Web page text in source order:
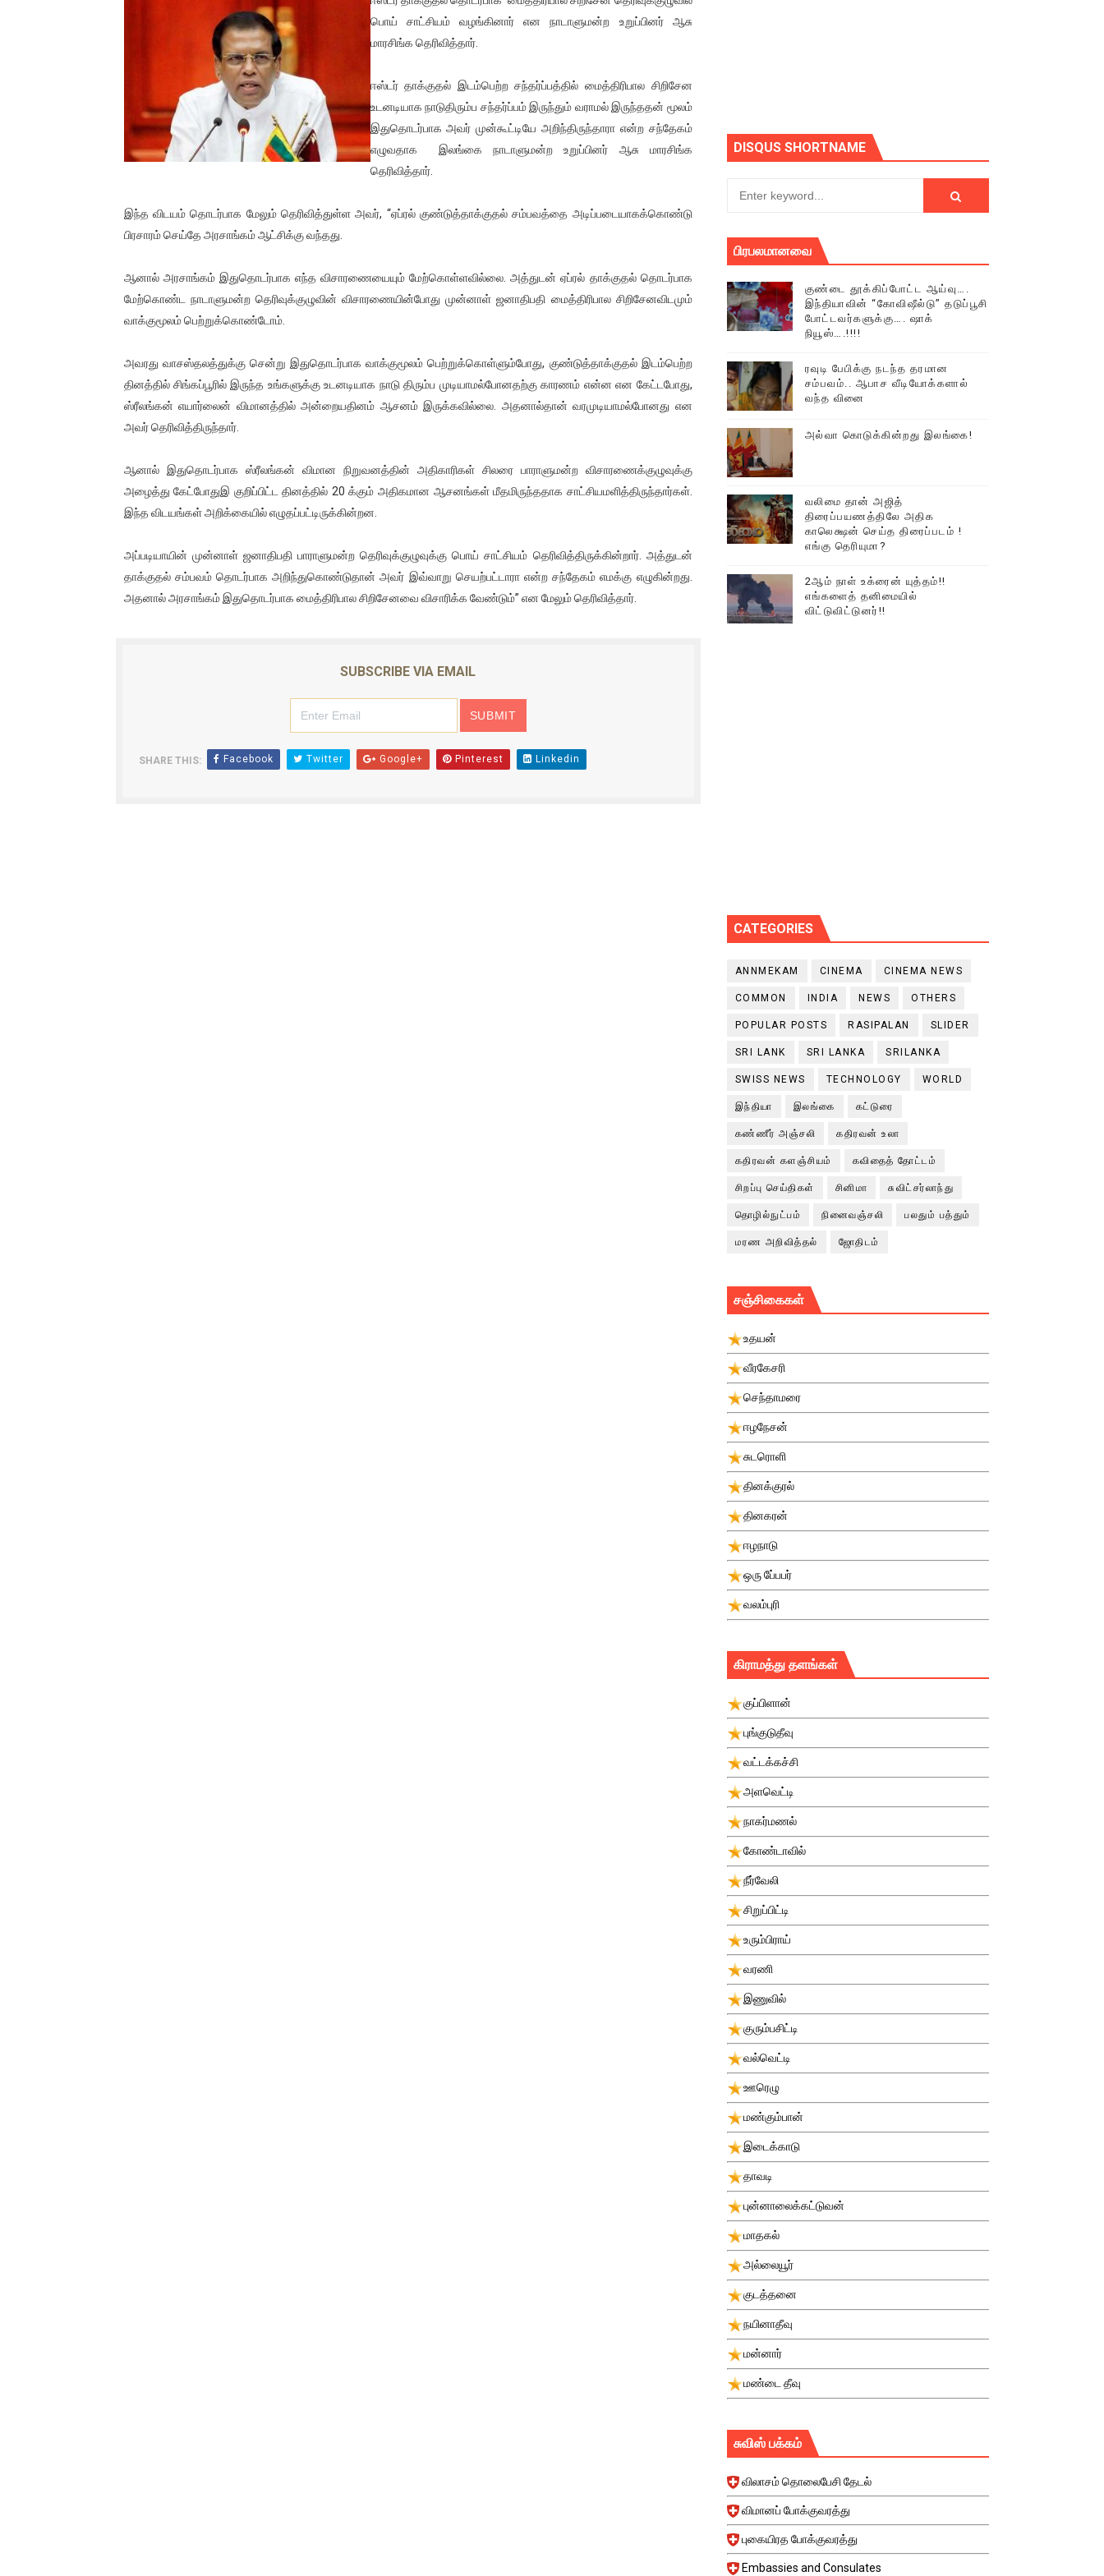
01/11/2021 Scotland ல் நடைபெறும் கண்டனப் போராட்டத்திற்கு கலந்துகொள்ளுமாறு அன்புரிமையோடு அழைக்கின்றோம்.
பாலச்சந்திரன் மற்றும் தன்னிடம் படித்த மாணவர்கள் தொடர்பில் நாடாளுமன்றத்தில் பகிரங்க கேள்வி
பிரிட்டனால் கடத்தப்படும் நிலையில் இலங்கைத் தமிழ் குடும்பம்!! நடந்தது என்ன
வர்ராரு...வர்ராரு... அண்ணாத்த : ரஜினிக்காக இலங்கை பாடலாசிரியர் வெளியிட்ட...
கைது செய்யப்பட்ட இளைஞன் உயிரிழப்பு - கொதித்தெழுந்த பிரதேசவாசிகள்!
தடுப்பூசியை பெற்றுக் கொள்ளக் கூடிய இடங்கள்...
சிறுமியை பாலியல் வன்கொடுமை செய்த முதியவருக்கு வழங்கப்பட்ட தண்டனை
பிரபல நடிகை தூக்கிட்டு தற்கொலை!
வடிவேலுவுக்கு நீதிமன்றம் விதித்துள்ள அதிரடி உத்தரவு!
ஐ.நா முன்றலில் சீரற்ற காலநிலையிலும் தமிழின அழிப்பிற்கு நீதி கேட்டு நடைபெற்ற கவனயீர்ப்புப் போராட்டத்தில் திரண்ட தமிழ்மக்கள்!!
இளையராஜா – கமல் அவசர சந்திப்பு (படங்கள், விடியோ)
ஜனாதிபதி ஐக்கிய நாடுகளின் பொதுச் சபை கூட்டத்தில் இன்று உரை
32 CM விநோத கன்றுக்குட்டி! (வீடியோ)
பொய் சாட்சியம் வழங்கினார் என நாடாளுமன்ற உறுப்பினர் ஆசு
மாரசிங்க தெரிவித்தார்.
ஈஸ்டர் தாக்குதல் இடம்பெற்ற சந்தர்ப்பத்தில் மைத்திரிபால சிறிசேன
உடனடியாக நாடுதிரும்ப சந்தர்ப்பம் இருந்தும் வராமல் இருந்ததன் மூலம்
இதுதொடர்பாக அவர் முன்கூட்டியே அறிந்திருந்தாரா என்ற சந்தேகம்
எழுவதாக இலங்கை நாடாளுமன்ற உறுப்பினர் ஆசு மாரசிங்க
தெரிவித்தார்.
இந்த விடயம் தொடர்பாக மேலும் தெரிவித்துள்ள அவர், “ஏப்ரல் குண்டுத்தாக்குதல் சம்பவத்தை அடிப்படையாகக்கொண்டு
பிரசாரம் செய்தே அரசாங்கம் ஆட்சிக்கு வந்தது.
ஆனால் அரசாங்கம் இதுதொடர்பாக எந்த விசாரணையையும் மேற்கொள்ளவில்லை. அத்துடன் ஏப்ரல் தாக்குதல் தொடர்பாக
மேற்கொண்ட நாடாளுமன்ற தெரிவுக்குழுவின் விசாரணையின்போது முன்னாள் ஜனாதிபதி மைத்திரிபால சிறிசேனவிடமும்
வாக்குமூலம் பெற்றுக்கொண்டோம்.
அவரது வாசஸ்தலத்துக்கு சென்று இதுதொடர்பாக வாக்குமூலம் பெற்றுக்கொள்ளும்போது, குண்டுத்தாக்குதல் இடம்பெற்ற
தினத்தில் சிங்கப்பூரில் இருந்த உங்களுக்கு உடனடியாக நாடு திரும்ப முடியாமல்போனதற்கு காரணம் என்ன என கேட்டபோது,
ஸ்ரீலங்கன் எயார்லைன் விமானத்தில் அன்றையதினம் ஆசனம் இருக்கவில்லை. அதனால்தான் வரமுடியாமல்போனது என
அவர் தெரிவித்திருந்தார்.
ஆனால் இதுதொடர்பாக ஸ்ரீலங்கன் விமான நிறுவனத்தின் அதிகாரிகள் சிலரை பாராளுமன்ற விசாரணைக்குழுவுக்கு
அழைத்து கேட்போதுஇ குறிப்பிட்ட தினத்தில் 20 க்கும் அதிகமான ஆசனங்கள் மீதமிருந்ததாக சாட்சியமளித்திருந்தார்கள்.
இந்த விடயங்கள் அறிக்கையில் எழுதப்பட்டிருக்கின்றன.
அப்படியாயின் முன்னாள் ஜனாதிபதி பாராளுமன்ற தெரிவுக்குழுவுக்கு பொய் சாட்சியம் தெரிவித்திருக்கின்றார். அத்துடன்
தாக்குதல் சம்பவம் தொடர்பாக அறிந்துகொண்டுதான் அவர் இவ்வாறு செயற்பட்டாரா என்ற சந்தேகம் எமக்கு எழுகின்றது.
அதனால் அரசாங்கம் இதுதொடர்பாக மைத்திரிபால சிறிசேனவை விசாரிக்க வேண்டும்” என மேலும் தெரிவித்தார்.
SUBSCRIBE VIA EMAIL
SHARE THIS: Facebook Twitter Google+ Pinterest Linkedin
DISQUS SHORTNAME
பிரபலமானவை
குண்டை தூக்கிப்போட்ட ஆய்வு….
இந்தியாவின் “கோவிஷீல்டு” தடுப்பூசி
போட்டவர்களுக்கு…. ஷாக்
நியூஸ்….!!!!
ரவுடி பேபிக்கு நடந்த தரமான
சம்பவம்.. ஆபாச வீடியோக்களால்
வந்த வினை
அல்வா கொடுக்கின்றது இலங்கை!
வலிமை தான் அஜித்
திரைப்பயணத்திலே அதிக
காலெக்ஷன் செய்த திரைப்படம் !
எங்கு தெரியுமா?
2ஆம் நாள் உக்ரைன் யுத்தம்!!
எங்களைத் தனிமையில்
விட்டுவிட்டுனர்!!
CATEGORIES
ANNMEKAM CINEMA CINEMA NEWS
COMMON INDIA NEWS OTHERS
POPULAR POSTS RASIPALAN SLIDER
SRI LANK SRI LANKA SRILANKA
SWISS NEWS TECHNOLOGY WORLD
இந்தியா இலங்கை கட்டுரை
கண்ணீர் அஞ்சலி கதிரவன் உலா
கதிரவன் களஞ்சியம் கவிதைத் தோட்டம்
சிறப்பு செய்திகள் சினிமா சுவிட்சர்லாந்து
தொழில்நுட்பம் நினைவஞ்சலி பலதும் பத்தும்
மரண அறிவித்தல் ஜோதிடம்
சஞ்சிகைகள்
உதயன்
வீரகேசரி
செந்தாமரை
ஈழநேசன்
சுடரொளி
தினக்குரல்
தினகரன்
ஈழநாடு
ஒரு பே்பபர்
வலம்புரி
கிராமத்து தளங்கள்
குப்பிளான்
புங்குடுதீவு
வட்டக்கச்சி
அளவெட்டி
நாகர்மணல்
கோண்டாவில்
நீர்வேலி
சிறுப்பிட்டி
உரும்பிராய்
வரணி
இணுவில்
குரும்பசிட்டி
வல்வெட்டி
ஊரெழு
மண்கும்பான்
இடைக்காடு
தாவடி
புன்னாலைக்கட்டுவன்
மாதகல்
அல்லையூர்
குடத்தனை
நயினாதீவு
மன்னார்
மண்டை தீவு
சுவிஸ் பக்கம்
விலாசம் தொலைபேசி தேடல்
விமானப் போக்குவரத்து
புகையிரத போக்குவரத்து
Embassies and Consulates